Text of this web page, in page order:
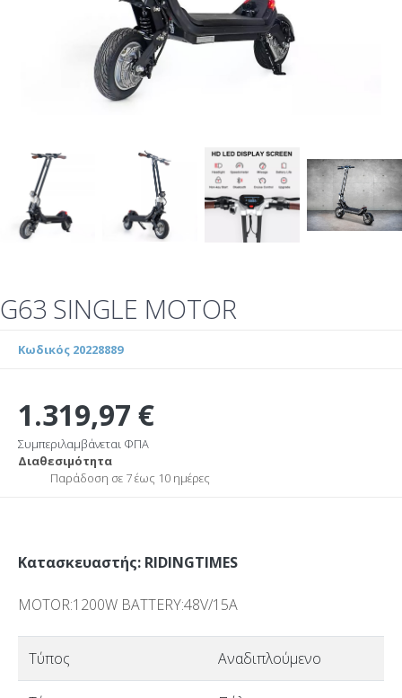
G63 SINGLE MOTOR
Κωδικός 20228889
1.319,97 €
Συμπεριλαμβάνεται ΦΠΑ
Διαθεσιμότητα
Παράδοση σε 7 έως 10 ημέρες
Κατασκευαστής: RIDINGTIMES
MOTOR:1200W BATTERY:48V/15A
Τύπος Αναδιπλούμενο